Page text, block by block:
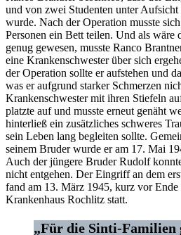
und von zwei Studenten unter
wurde. Nach der Operation musste
Personen ein Bett teilen. Und als
genug gewesen, musste Ranco
eine Krankenschwester über sich
der Operation sollte er aufstehen und
was er aufgrund starker Schmerzen
Krankenschwester mit ihren Stiefeln
platzte auf und musste erneut genäht
hinterließ ein zusätzliches schweres
sein Leben lang begleiten sollte.
seinem Bruder wurde er am 17. Mai
Auch der jüngere Bruder Rudolf
nicht entgehen. Der Eingriff an dem
fand am 13. März 1945, kurz vor
Krankenhaus Rochlitz statt.
„Für die Sinti-Familien